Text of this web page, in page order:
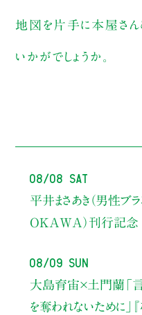
地図を片手に本屋さん
いかがでしょうか。
08/08 Sat
平井まさあき（男性ブラ
OKAWA）刊行記念
08/09 Sun
大島育宙×土門蘭
を奪われないために」